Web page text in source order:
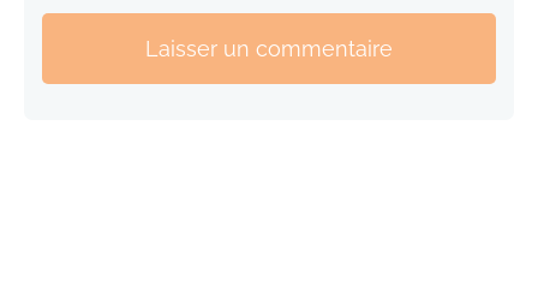
Laisser un commentaire